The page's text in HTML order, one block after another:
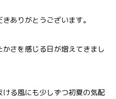
ありがとうございます。
さを感じる日が増えてきまし
る風にも少しずつ初夏の気配